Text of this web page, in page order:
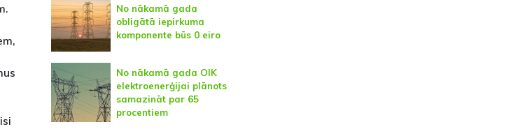
No nākamā gada
obligātā iepirkuma
komponente būs 0 eiro
No nākamā gada OIK
elektroenerģijai plānots
samazināt par 65
procentiem